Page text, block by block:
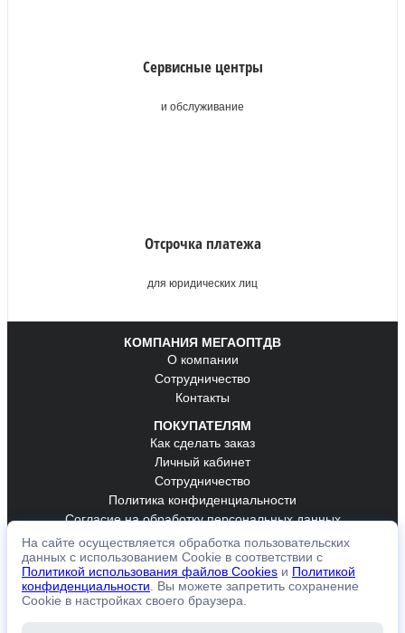
Сервисные центры
и обслуживание
Отсрочка платежа
для юридических лиц
КОМПАНИЯ МЕГАОПТДВ
О компании
Сотрудничество
Контакты
ПОКУПАТЕЛЯМ
Как сделать заказ
Личный кабинет
Сотрудничество
Политика конфиденциальности
Согласие на обработку персональных данных
ОБРАТНАЯ СВЯЗЬ
К оплате принимаем
На сайте осуществляется обработка пользовательских
данных с использованием Cookie в соответствии с
Политикой использования файлов Cookies и Политикой
конфиденциальности . Вы можете запретить сохранение
Cookie в настройках своего браузера.